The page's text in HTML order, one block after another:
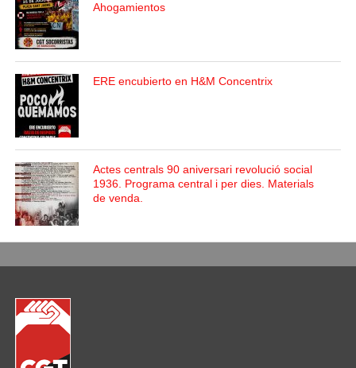
Ahogamientos
ERE encubierto en H&M Concentrix
Actes centrals 90 aniversari revolució social
1936. Programa central i per dies. Materials
de venda.